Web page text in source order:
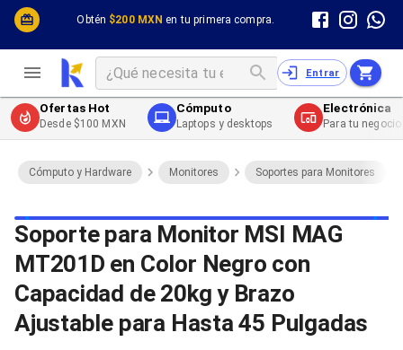
Obtén $200 MXN en tu primera compra.
Cómputo y Hardware
Desktop y Portátiles
Impresión y Consumibles
Celulares y Telefonía
Energía
Entrar
Cómputo y Hardware
Cables
Cables PC
Cables PC USB
Cables PC Serial
Cables PC SATA / eSATA
Cables PC SAS
Cables PC VGA / HD15
Cables de Audio / Video HDMI
Cables de Audio / Video VGA
Cables de Audio / Video RCA
Cables de Audio / Video Toslink
Cables de Energía
Cables de Poder (Interno)
Cables de Poder (Externo)
Ofertas Hot
Desde $100 MXN
Cómputo
Laptops y desktops
Electrónica
Para tu
Cómputo y Hardware Monitores Soportes para Monitores
Soporte para Monitor MSI MAG
MT201D en Color Negro con
Capacidad de 20kg y Brazo
Ajustable para Hasta 45 Pulgadas